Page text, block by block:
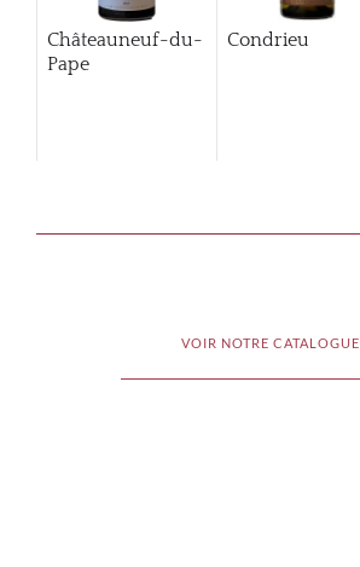
Châteauneuf-du-
Pape
Condrieu
VOIR NOTRE CATALOGUE